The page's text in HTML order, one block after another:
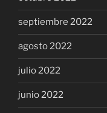
septiembre 2022
agosto 2022
julio 2022
junio 2022